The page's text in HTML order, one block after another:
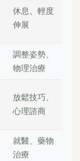
休息、輕度
伸展
調整姿勢、
物理治療
放鬆技巧、
心理諮商
就醫、藥物
治療